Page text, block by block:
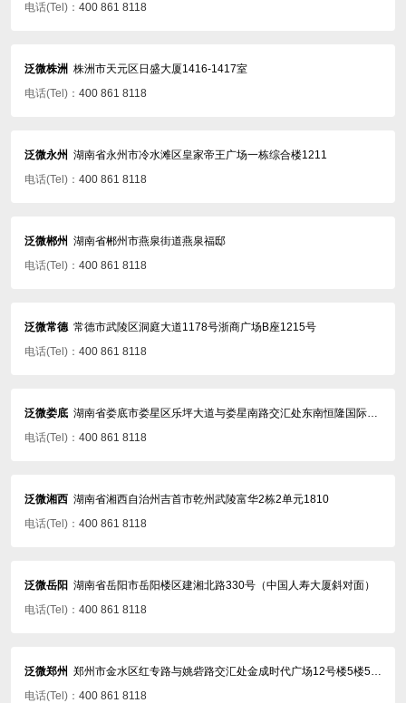
电话(Tel)： 400 861 8118
泛微株洲 株洲市天元区日盛大厦1416-1417室
电话(Tel)： 400 861 8118
泛微永州 湖南省永州市冷水滩区皇家帝王广场一栋综合楼1211
电话(Tel)： 400 861 8118
泛微郴州 湖南省郴州市燕泉街道燕泉福邸
电话(Tel)： 400 861 8118
泛微常德 常德市武陵区洞庭大道1178号浙商广场B座1215号
电话(Tel)： 400 861 8118
泛微娄底 湖南省娄底市娄星区乐坪大道与娄星南路交汇处东南恒隆国际29楼
电话(Tel)： 400 861 8118
泛微湘西 湖南省湘西自治州吉首市乾州武陵富华2栋2单元1810
电话(Tel)： 400 861 8118
泛微岳阳 湖南省岳阳市岳阳楼区建湘北路330号（中国人寿大厦斜对面）
电话(Tel)： 400 861 8118
泛微郑州 郑州市金水区红专路与姚砦路交汇处金成时代广场12号楼5楼509
电话(Tel)： 400 861 8118